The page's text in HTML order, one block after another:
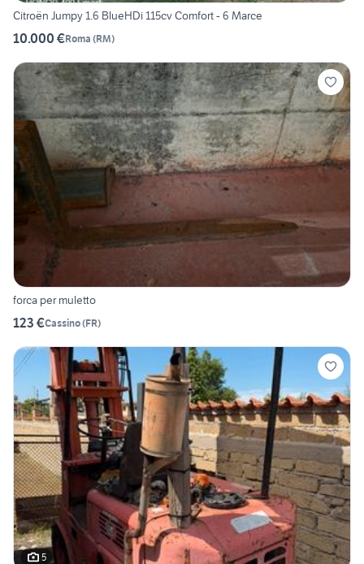
Citroën Jumpy 1.6 BlueHDi 115cv Comfort - 6 Marce
10.000 €Roma (RM)
forca per muletto
123 €Cassino(FR)
5